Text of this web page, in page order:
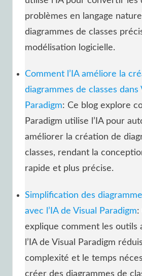
problèmes en langage
diagrammes de classes
modélisation logicielle.
Comment l’IA améliore la
diagrammes de classes dans
Paradigm: Ce blog explore
Paradigm utilise l’IA pour
améliorer la création de
classes, rendant la
rapide et plus précise.
Simplification des
avec l’IA de Visual Paradigm:
explique comment les outils
l’IA de Visual Paradigm
complexité et le temps
créer des diagrammes de